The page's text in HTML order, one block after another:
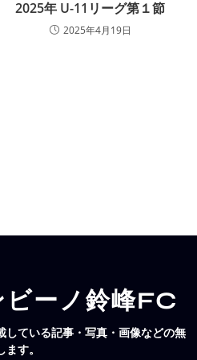
2025年 U-11リーグ第１節
2025年4月19日
ビーノ鈴峰FC
している記事・写真・画像などの無
す。